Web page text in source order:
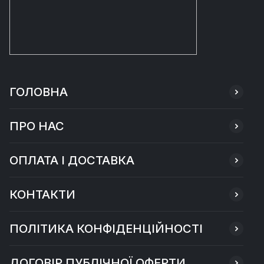
ГОЛОВНА
ПРО НАС
ОПЛАТА І ДОСТАВКА
КОНТАКТИ
ПОЛІТИКА КОНФІДЕНЦІЙНОСТІ